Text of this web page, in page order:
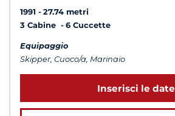
1991
27.74 metri
3 Cabine
6 Cuccette
Equipaggio
Skipper, Cuoco/a, Marinaio
Inserisci le date